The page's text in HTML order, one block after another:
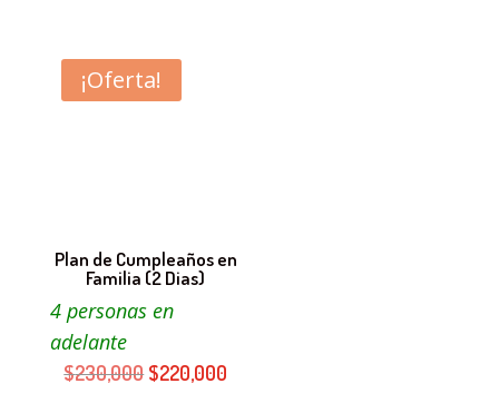
era:
$260,000.
¡Oferta!
Plan de Cumpleaños en
Familia (2 Dias)
4 personas en
adelante
$230,000 El
$220,000